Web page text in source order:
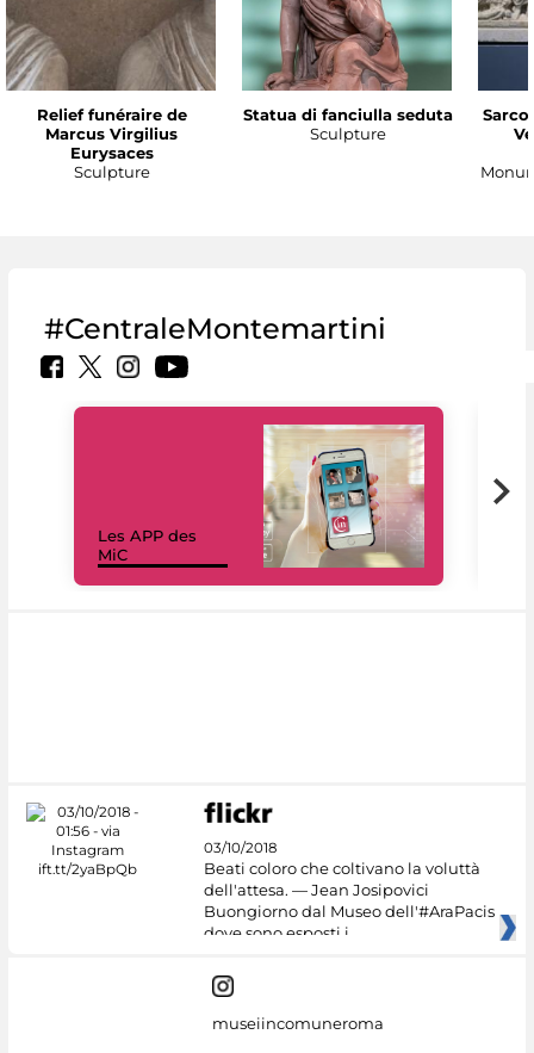
Relief funéraire de
Marcus Virgilius
Eurysaces
Sculpture
Statua di fanciulla seduta
Sculpture
#CentraleMontemartini
Les APP des
MiC
03/10/2018
Beati coloro che coltivano la voluttà
dell'attesa. — Jean Josipovici
Buongiorno dal Museo dell'#AraPacis
dove sono esposti i
museiincomuneroma